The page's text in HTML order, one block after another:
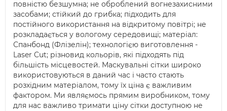
повністю безшумна; не оброблений вогнезахисними
засобами; стійкий до грибка; підходить для
постійного використання на відкритому повітрі; не
розкладається у вологому середовищі; матеріал:
Спанбонд (Флізелін); технологією виготовлення -
Laser Cut; різновид кольорів, які підходять під
більшість місцевостей. Маскувальні сітки широко
використовуються в даний час і часто стають
розхідним матеріалом, тому їх ціна є важливим
фактором. Ми являємось прямим виробником, тому
для нас важливо тримати ціну сітки доступною не